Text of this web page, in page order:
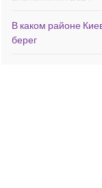
В каком районе
берег